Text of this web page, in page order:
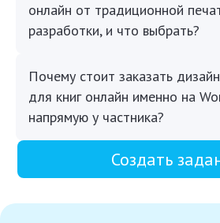
онлайн от традиционной
разработки, и что выбрать?
Почему стоит заказать
для книг онлайн именно на
напрямую у частника?
Создать